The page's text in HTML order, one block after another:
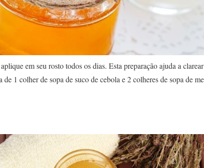
em seu rosto todos os dias. Esta preparação ajuda a
1 colher de sopa de suco de cebola e 2 colheres de sopa de